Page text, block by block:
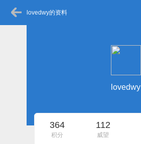
lovedwy的资料
lovedwy
364
积分
112
威望